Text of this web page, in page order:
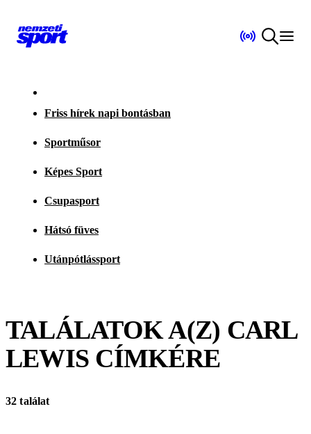
Friss hírek napi bontásban
Sportműsor
Képes Sport
Csupasport
Hátsó füves
Utánpótlássport
TALÁLATOK A(Z) CARL
LEWIS CÍMKÉRE
32 találat